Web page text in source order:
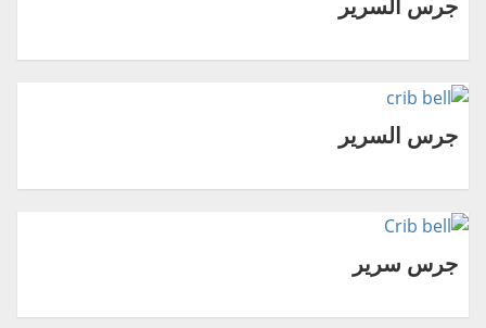
جرس السرير
جرس السرير
جرس سرير